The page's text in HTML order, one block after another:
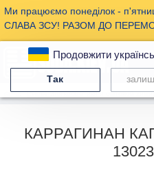
Ми працюємо понеділок -
СЛАВА ЗСУ! РАЗОМ ДО
Сырье для косметики и бытовой
КАРРАГИНАН
Продовжити
Так